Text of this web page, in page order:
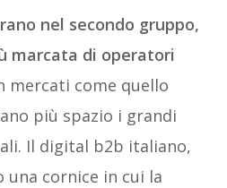
nel secondo gruppo,
marcata di operatori
mercati come quello
più spazio i grandi
Il digital b2b italiano,
una cornice in cui la